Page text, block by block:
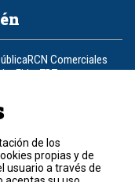
RCN Comerciales
FidesTDT
92
de los
propias y de
usuario a través de